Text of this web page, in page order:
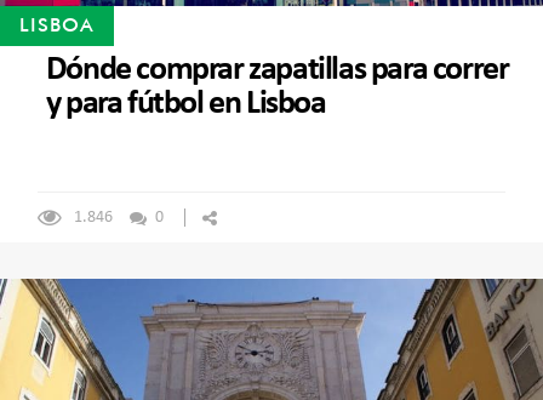
LISBOA
Dónde comprar zapatillas para correr
y para fútbol en Lisboa
1.846 0